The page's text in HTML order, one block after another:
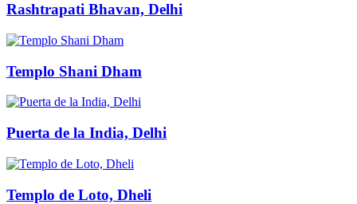
Rashtrapati Bhavan, Delhi
Templo Shani Dham
Puerta de la India, Delhi
Templo de Loto, Dheli